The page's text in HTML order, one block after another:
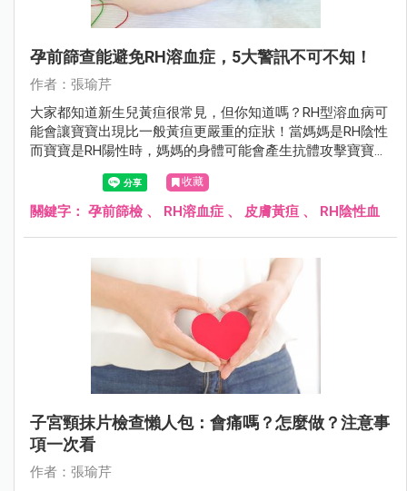
孕前篩查能避免RH溶血症，5大警訊不可不知！
作者：張瑜芹
大家都知道新生兒黃疸很常見，但你知道嗎？RH型溶血病可
能會讓寶寶出現比一般黃疸更嚴重的症狀！當媽媽是RH陰性
而寶寶是RH陽性時，媽媽的身體可能會產生抗體攻擊寶寶的
紅血球，導致寶寶出現各種嚴重問題！
收藏
關鍵字： 孕前篩檢 、 RH溶血症 、 皮膚黃疸 、 RH陰性血
子宮頸抹片檢查懶人包：會痛嗎？怎麼做？注意事
項一次看
作者：張瑜芹